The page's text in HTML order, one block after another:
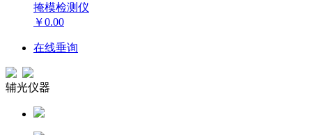
掩模检测仪
￥0.00
在线垂询
辅光仪器